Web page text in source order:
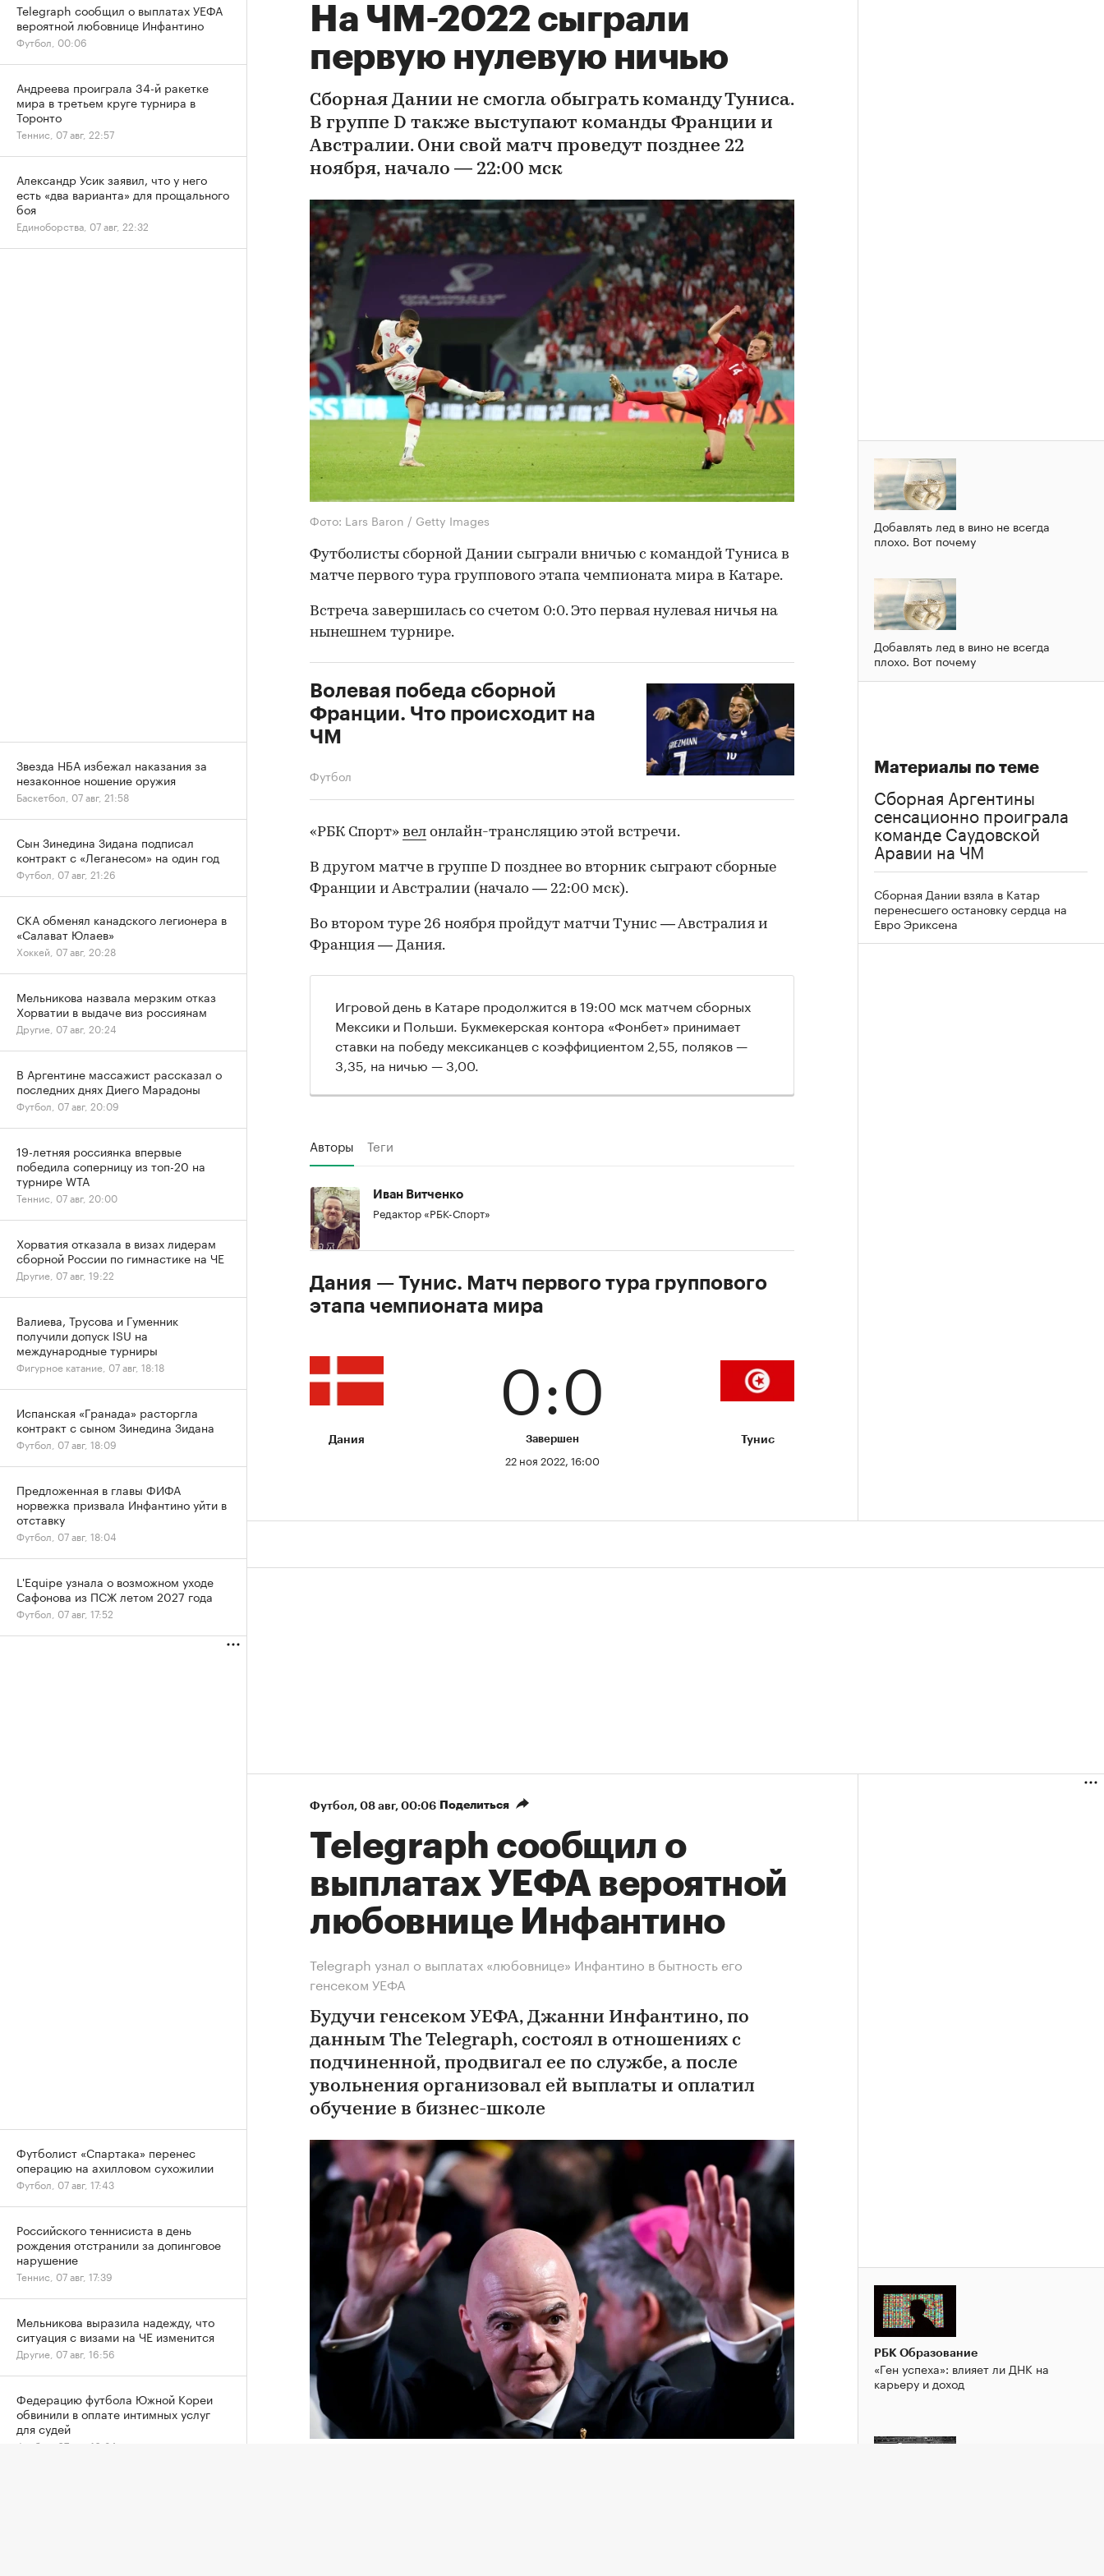
На ЧМ-2022 сыграли
первую нулевую ничью
Сборная Дании не смогла обыграть команду Туниса.
В группе D также выступают команды Франции и
Австралии. Они свой матч проведут позднее 22
ноября, начало — 22:00 мск
Фото: Lars Baron / Getty Images
Футболисты сборной Дании сыграли вничью с командой Туниса в
матче первого тура группового этапа чемпионата мира в Катаре.
Встреча завершилась со счетом 0:0. Это первая нулевая ничья на
нынешнем турнире.
Волевая победа сборной
Франции. Что происходит на
ЧМ
Футбол
00:00 00:00
«РБК Спорт» вел онлайн-трансляцию этой встречи.
В другом матче в группе D позднее во вторник сыграют сборные
Франции и Австралии (начало — 22:00 мск).
Во втором туре 26 ноября пройдут матчи Тунис — Австралия и
Франция — Дания.
Игровой день в Катаре продолжится в 19:00 мск матчем сборных
Мексики и Польши. Букмекерская контора «Фонбет» принимает
ставки на победу мексиканцев с коэффициентом 2,55, поляков —
3,35, на ничью — 3,00.
Авторы Теги
Иван Витченко
Редактор «РБК-Спорт»
Дания — Тунис. Матч первого тура группового
этапа чемпионата мира
0:0
Дания Завершен
22 ноя 2022, 16:00
Тунис
Добавлять лед в вино не всегда
плохо. Вот почему
Добавлять лед в вино не всегда
плохо. Вот почему
Материалы по теме
Сборная Аргентины
сенсационно проиграла
команде Саудовской
Аравии на ЧМ
Сборная Дании взяла в Катар
перенесшего остановку сердца на
Евро Эриксена
Футбол⁠, 08 авг, 00:06 Поделиться
Telegraph сообщил о
выплатах УЕФА вероятной
любовнице Инфантино
Telegraph узнал о выплатах «любовнице» Инфантино в бытность его
генсеком УЕФА
Будучи генсеком УЕФА, Джанни Инфантино, по
данным The Telegraph, состоял в отношениях с
подчиненной, продвигал ее по службе, а после
увольнения организовал ей выплаты и оплатил
обучение в бизнес-школе
РБК Образование
«Ген успеха»: влияет ли ДНК на
карьеру и доход
Telegraph сообщил о выплатах УЕФА
вероятной любовнице Инфантино
Футбол, 00:06
Андреева проиграла 34-й ракетке
мира в третьем круге турнира в
Торонто
Теннис, 07 авг, 22:57
Александр Усик заявил, что у него
есть «два варианта» для прощального
боя
Единоборства, 07 авг, 22:32
Звезда НБА избежал наказания за
незаконное ношение оружия
Баскетбол, 07 авг, 21:58
Сын Зинедина Зидана подписал
контракт с «Леганесом» на один год
Футбол, 07 авг, 21:26
СКА обменял канадского легионера в
«Салават Юлаев»
Хоккей, 07 авг, 20:28
Мельникова назвала мерзким отказ
Хорватии в выдаче виз россиянам
Другие, 07 авг, 20:24
В Аргентине массажист рассказал о
последних днях Диего Марадоны
Футбол, 07 авг, 20:09
19-летняя россиянка впервые
победила соперницу из топ-20 на
турнире WTA
Теннис, 07 авг, 20:00
Хорватия отказала в визах лидерам
сборной России по гимнастике на ЧЕ
Другие, 07 авг, 19:22
Валиева, Трусова и Гуменник
получили допуск ISU на
международные турниры
Фигурное катание, 07 авг, 18:18
Испанская «Гранада» расторгла
контракт с сыном Зинедина Зидана
Футбол, 07 авг, 18:09
Предложенная в главы ФИФА
норвежка призвала Инфантино уйти в
отставку
Футбол, 07 авг, 18:04
L'Equipe узнала о возможном уходе
Сафонова из ПСЖ летом 2027 года
Футбол, 07 авг, 17:52
Футболист «Спартака» перенес
операцию на ахилловом сухожилии
Футбол, 07 авг, 17:43
Российского теннисиста в день
рождения отстранили за допинговое
нарушение
Теннис, 07 авг, 17:39
Мельникова выразила надежду, что
ситуация с визами на ЧЕ изменится
Другие, 07 авг, 16:56
Федерацию футбола Южной Кореи
обвинили в оплате интимных услуг
для судей
Футбол, 07 авг, 16:34